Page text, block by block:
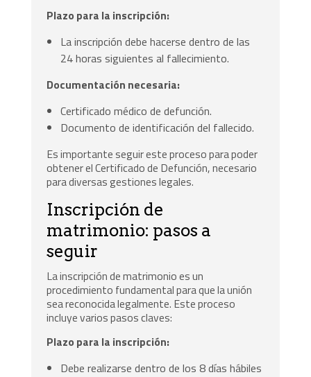
Plazo para la inscripción:
La inscripción debe hacerse dentro de las
24 horas siguientes al fallecimiento.
Documentación necesaria:
Certificado médico de defunción.
Documento de identificación del fallecido.
Es importante seguir este proceso para poder
obtener el Certificado de Defunción, necesario
para diversas gestiones legales.
Inscripción de
matrimonio: pasos a
seguir
La inscripción de matrimonio es un
procedimiento fundamental para que la unión
sea reconocida legalmente. Este proceso
incluye varios pasos claves:
Plazo para la inscripción:
Debe realizarse dentro de los 8 días hábiles